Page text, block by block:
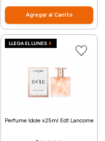
Agregar al Carrito
LLEGA EL LUNES
Perfume Idole x25ml Edt Lancome